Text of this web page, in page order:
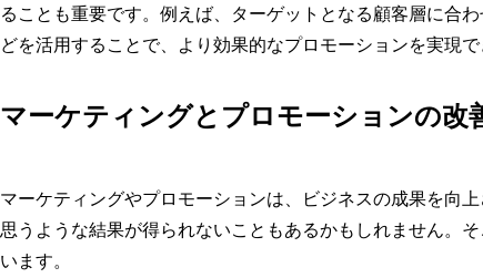
ることも重要です。例えば、ターゲットとなる顧客層に合
どを活用することで、より効果的なプロモーションを実現で
マーケティングとプロモーションの改
マーケティングやプロモーションは、ビジネスの成果を向
思うような結果が得られないこともあるかもしれません。
います。